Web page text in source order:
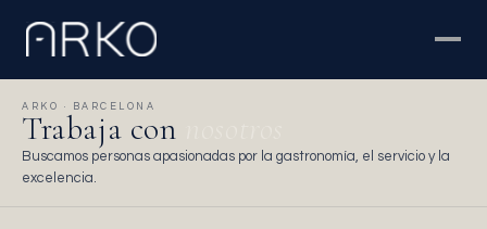
ARKO · BARCELONA
Trabaja con
Buscamos personas apasionadas por la gastronomía, el servicio y la
excelencia.